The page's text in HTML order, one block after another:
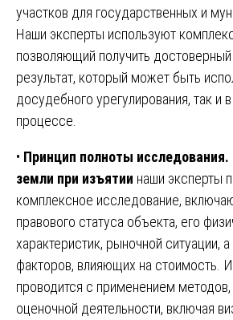
участков для государственных и
Наши эксперты используют
позволяющий получить
результат, который может быть
досудебного урегулирования, так и
процессе.
• Принцип полноты исследования.
земли при изъятии наши эксперты
комплексное исследование,
правового статуса объекта, его
характеристик, рыночной ситуации,
факторов, влияющих на стоимость.
проводится с применением методов,
оценочной деятельности, включая